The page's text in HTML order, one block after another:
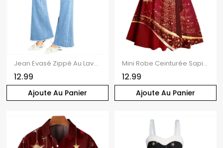
Ajoute Au Panier
Jean Evasé Zippé Au Lavage Léger à Ourlet Effrangé
12.99
Ajoute Au Panier
Mini Robe Ceinturée Sapin de Noël Imprimé
12.99